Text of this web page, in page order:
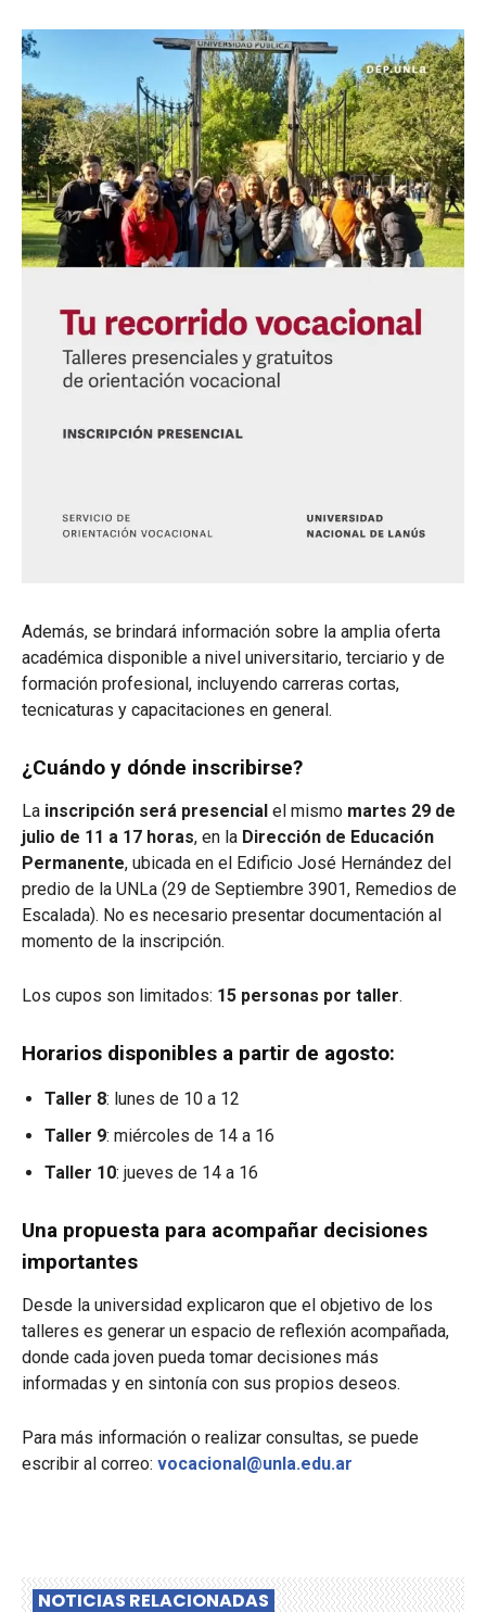
Además, se brindará información sobre la amplia oferta
académica disponible a nivel universitario, terciario y de
formación profesional, incluyendo carreras cortas,
tecnicaturas y capacitaciones en general.
¿Cuándo y dónde inscribirse?
La inscripción será presencial el mismo martes 29 de
julio de 11 a 17 horas, en la Dirección de Educación
Permanente, ubicada en el Edificio José Hernández del
predio de la UNLa (29 de Septiembre 3901, Remedios de
Escalada). No es necesario presentar documentación al
momento de la inscripción.
Los cupos son limitados: 15 personas por taller.
Horarios disponibles a partir de agosto:
Taller 8: lunes de 10 a 12
Taller 9: miércoles de 14 a 16
Taller 10: jueves de 14 a 16
Una propuesta para acompañar decisiones
importantes
Desde la universidad explicaron que el objetivo de los
talleres es generar un espacio de reflexión acompañada,
donde cada joven pueda tomar decisiones más
informadas y en sintonía con sus propios deseos.
Para más información o realizar consultas, se puede
escribir al correo: vocacional@unla.edu.ar
NOTICIAS RELACIONADAS